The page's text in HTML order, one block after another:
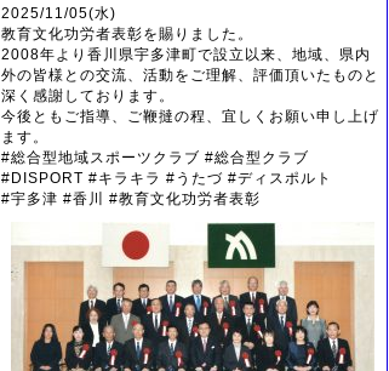
2025/11/05(水)
教育文化功労者表彰を賜りました。
2008年より香川県宇多津町で設立以来、地域、県内
外の皆様との交流、活動をご理解、評価頂いたものと
深く感謝しております。
今後ともご指導、ご鞭撻の程、宜しくお願い申し上げ
ます。
#総合型地域スポーツクラブ #総合型クラブ
#DISPORT #キラキラ #うたづ #ディスポルト
#宇多津 ​#香川 #教育文化功労者表彰